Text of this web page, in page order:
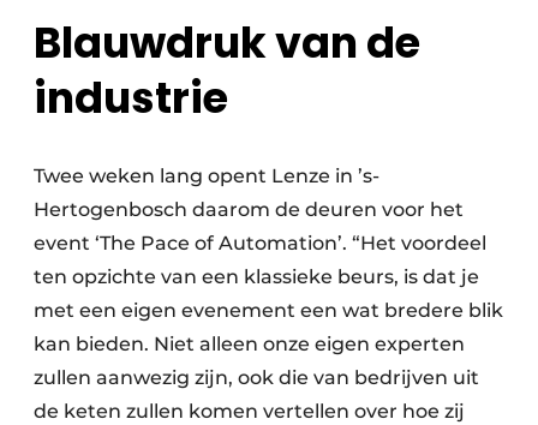
Blauwdruk van de
industrie
Twee weken lang opent Lenze in ’s-
Hertogenbosch daarom de deuren voor het
event ‘The Pace of Automation’. “Het voordeel
ten opzichte van een klassieke beurs, is dat je
met een eigen evenement een wat bredere blik
kan bieden. Niet alleen onze eigen experten
zullen aanwezig zijn, ook die van bedrijven uit
de keten zullen komen vertellen over hoe zij